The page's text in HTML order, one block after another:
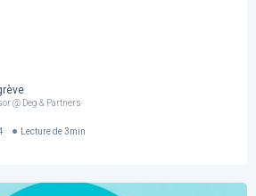
@ Deg & Partners
Lecture de 3min